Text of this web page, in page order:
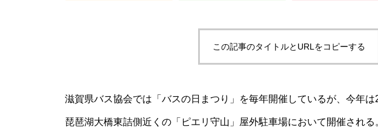
この記事のタイトルとURLをコピーする
滋賀県バス協会では「バスの日まつり」を毎年開催しているが、今年は
琵琶湖大橋東詰側近くの「ピエリ守山」屋外駐車場において開催される